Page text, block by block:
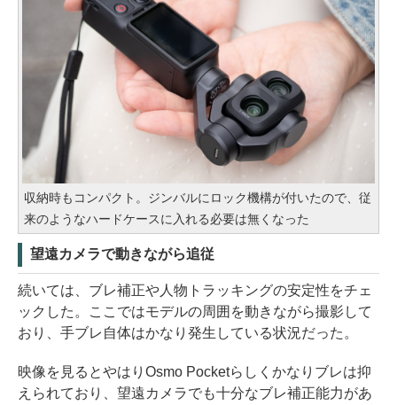
収納時もコンパクト。ジンバルにロック機構が付いたので、従
来のようなハードケースに入れる必要は無くなった
望遠カメラで動きながら追従
続いては、ブレ補正や人物トラッキングの安定性をチェ
ックした。ここではモデルの周囲を動きながら撮影して
おり、手ブレ自体はかなり発生している状況だった。
映像を見るとやはりOsmo Pocketらしくかなりブレは抑
えられており、望遠カメラでも十分なブレ補正能力があ